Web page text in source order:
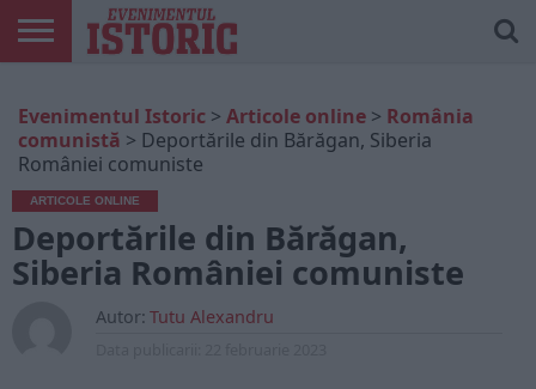
ONLINE
EDIȚII
TIPĂRITE
ISTORIC
PLAY
CONTUL
MEU
Evenimentul Istoric > Articole online > România
comunistă > Deportările din Bărăgan, Siberia
României comuniste
ARTICOLE ONLINE
Deportările din Bărăgan,
Siberia României comuniste
Autor: Tutu Alexandru